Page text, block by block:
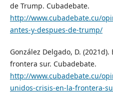
de Trump. Cubadebate.
http://www.cubadebate.cu/
antes-y-despues-de-trump/
González Delgado, D.
frontera sur. Cubadebate.
http://www.cubadebate.cu/
unidos-crisis-en-la-frontera-